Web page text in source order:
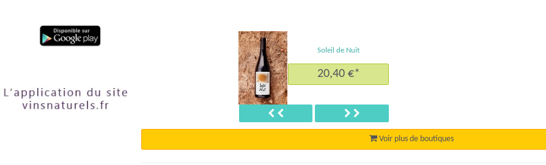
Pépika et Cuvées Rouges de
Fruits
108,20 €*
Suivant
Voir plus de boutiques